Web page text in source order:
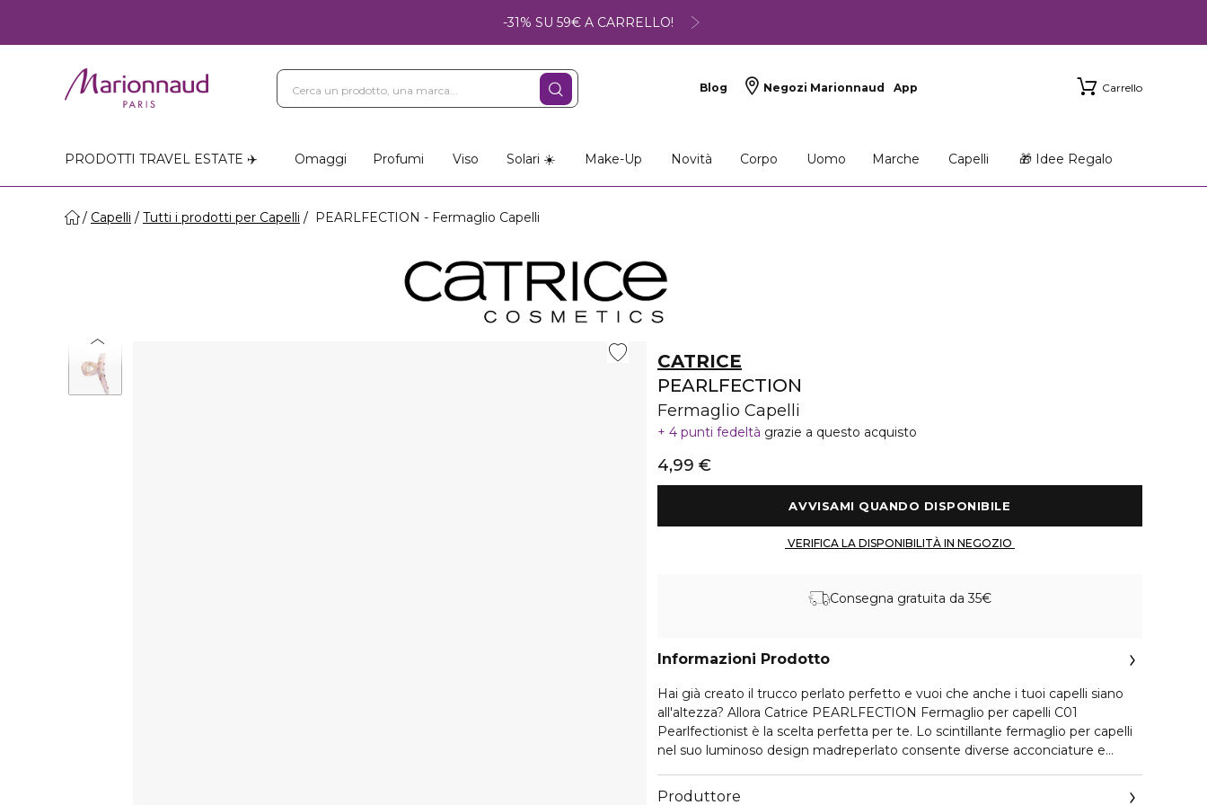
-31% SU 59€ A CARRELLO!
Blog Negozi Marionnaud App Carrello
PRODOTTI TRAVEL ESTATE ✈️ Omaggi Profumi Viso Solari ☀️ Make-Up Novità Corpo Uomo Marche Capelli 🎁 Idee Regalo
Capelli Tutti i prodotti per Capelli PEARLFECTION - Fermaglio Capelli
CATRICE
PEARLFECTION
Fermaglio Capelli
4 punti fedeltà grazie a questo acquisto
4,99 €
Consegna gratuita da 35€
Informazioni Prodotto
Hai già creato il trucco perlato perfetto e vuoi che anche i tuoi capelli siano
all'altezza? Allora Catrice PEARLFECTION Fermaglio per capelli C01
Pearlfectionist è la scelta perfetta per te. Lo scintillante fermaglio per capelli
nel suo luminoso design madreperlato consente diverse acconciature e
tocco di eleganza a qualsiasi acconciatura: sia che tu stia optando per un look
Produttore